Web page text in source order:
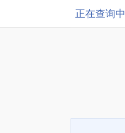
正在查询中